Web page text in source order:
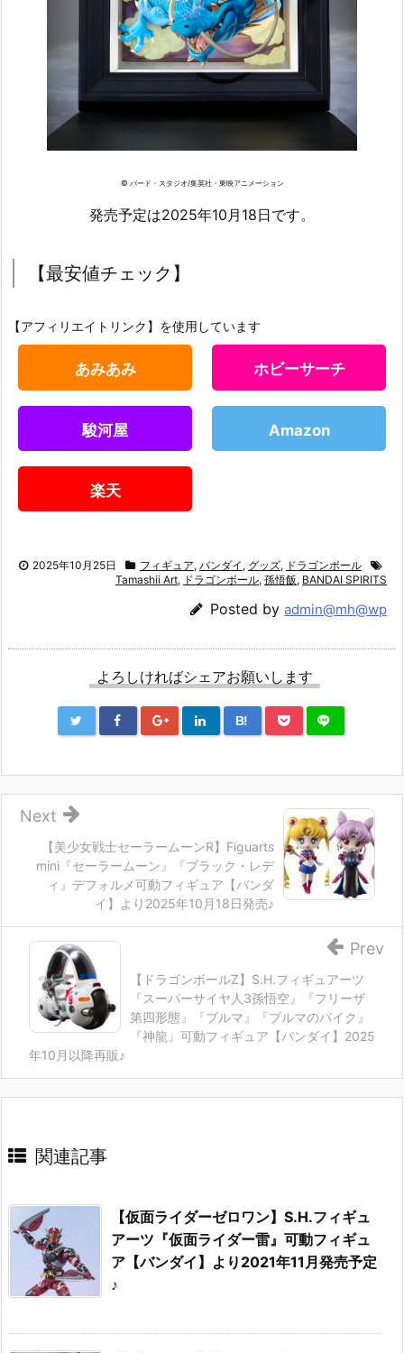
© バード・スタジオ/集英社・東映アニメーション
発売予定は2025年10月18日です。
【最安値チェック】
【アフィリエイトリンク】を使用しています
あみあみ ホビーサーチ
駿河屋 Amazon
楽天
2025年10月25日 フィギュア, バンダイ , グッズ, ドラゴンボール
Tamashii Art, ドラゴンボール, 孫悟飯, BANDAI SPIRITS
Posted by admin@mh@wp
よろしければシェアお願いします
B!
【美少女戦士セーラームーンR】Figuarts
mini『セーラームーン』『ブラック・レデ
ィ』デフォルメ可動フィギュア【バンダ
イ】より2025年10月18日発売♪
Next
【ドラゴンボールZ】S.H.フィギュアーツ
『スーパーサイヤ人3孫悟空』『フリーザ
第四形態』『ブルマ』『ブルマのバイク』
『神龍』可動フィギュア【バンダイ】2025
年10月以降再販♪
Prev
関連記事
【仮面ライダーゼロワン】S.H.フィギュ
アーツ『仮面ライダー雷』可動フィギュ
ア【バンダイ】より2021年11月発売予定
♪